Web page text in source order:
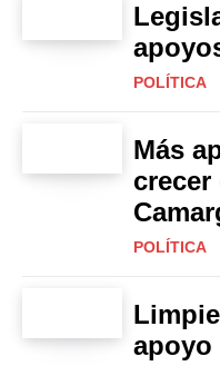
POLÍTICA
Más
crecer
POLÍTICA
apoyo